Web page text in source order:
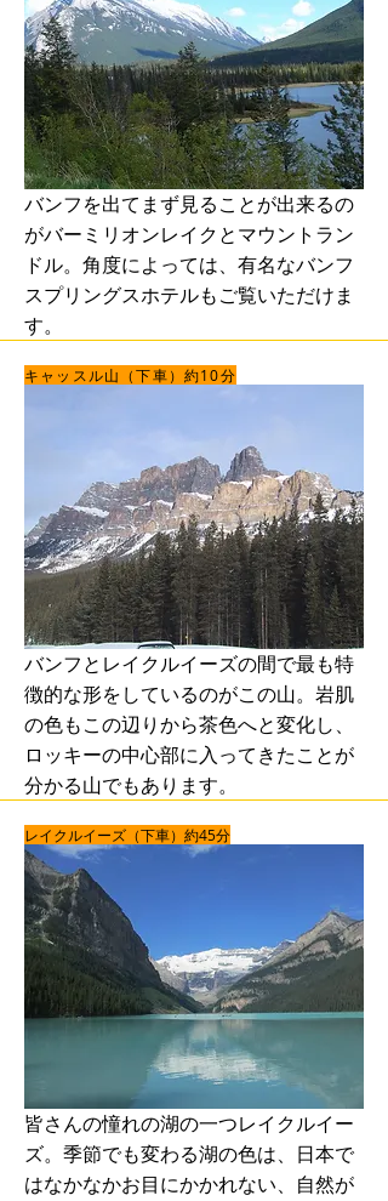
バンフを出てまず見ることが出来るの
がバーミリオンレイクとマウントラン
ドル。角度によっては、有名なバンフ
スプリングスホテルもご覧いただけま
す。
キャッスル山（下車）約10分
バンフとレイクルイーズの間で最も特
徴的な形をしているのがこの山。岩肌
の色もこの辺りから茶色へと変化し、
ロッキーの中心部に入ってきたことが
分かる山でもあります。
レイクルイーズ（下車）約45分
皆さんの憧れの湖の一つレイクルイー
ズ。季節でも変わる湖の色は、日本で
はなかなかお目にかかれない、自然が